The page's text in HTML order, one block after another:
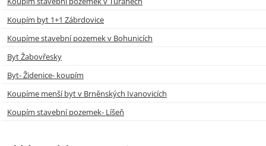
Koupím byt 1+1 Zábrdovice
Koupíme stavební pozemek v Bohunicích
Byt Žabovřesky
Byt- Židenice- koupím
Koupíme menší byt v Brněnských Ivanovicích
Koupím stavební pozemek- Líšeň